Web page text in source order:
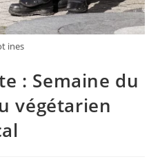
ines
: Semaine du
végétarien